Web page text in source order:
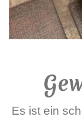
Es ist ein